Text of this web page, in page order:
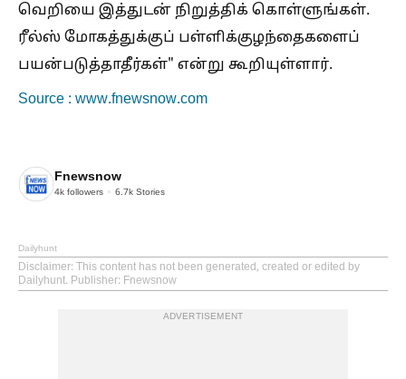
வெறியை இத்துடன் நிறுத்திக் கொள்ளுங்கள்.
ரீல்ஸ் மோகத்துக்குப் பள்ளிக்குழந்தைகளைப்
பயன்படுத்தாதீர்கள்" என்று கூறியுள்ளார்.
Source : www.fnewsnow.com
Fnewsnow
4k followers 6.7k Stories
Dailyhunt
Disclaimer: This content has not been generated, created or edited by
Dailyhunt. Publisher: Fnewsnow
ADVERTISEMENT